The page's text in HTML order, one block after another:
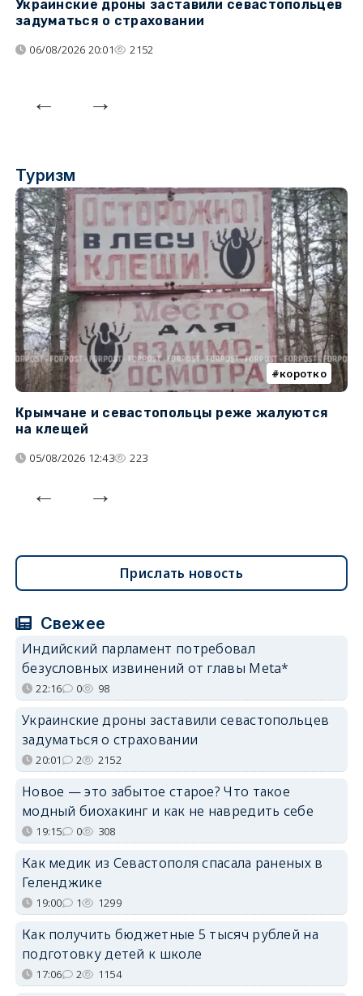
Украинские дроны заставили севастопольцев
задуматься о страховании
06/08/2026 20:01 2152
Туризм
коротко
Крымчане и севастопольцы реже жалуются
на клещей
05/08/2026 12:43 223
Прислать новость
Свежее
Индийский парламент потребовал
безусловных извинений от главы Meta*
22:16 0 98
Украинские дроны заставили севастопольцев
задуматься о страховании
20:01 2 2152
Новое — это забытое старое? Что такое
модный биохакинг и как не навредить себе
19:15 0 308
Как медик из Севастополя спасала раненых в
Геленджике
19:00 1 1299
Как получить бюджетные 5 тысяч рублей на
подготовку детей к школе
17:06 2 1154